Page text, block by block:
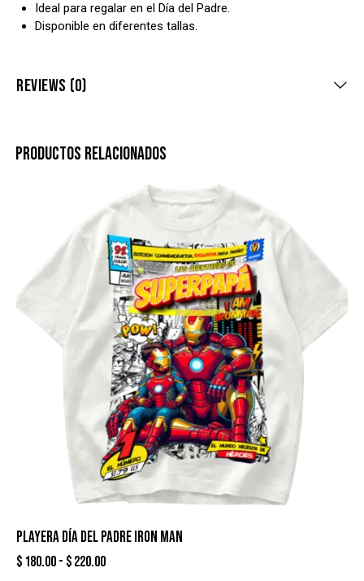
Ideal para regalar en el Día del Padre.
Disponible en diferentes tallas.
REVIEWS (0)
PRODUCTOS RELACIONADOS
PLAYERA DÍA DEL PADRE IRON MAN
$ 180.00- $220.00